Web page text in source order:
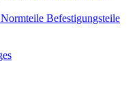
Befestigungsteile